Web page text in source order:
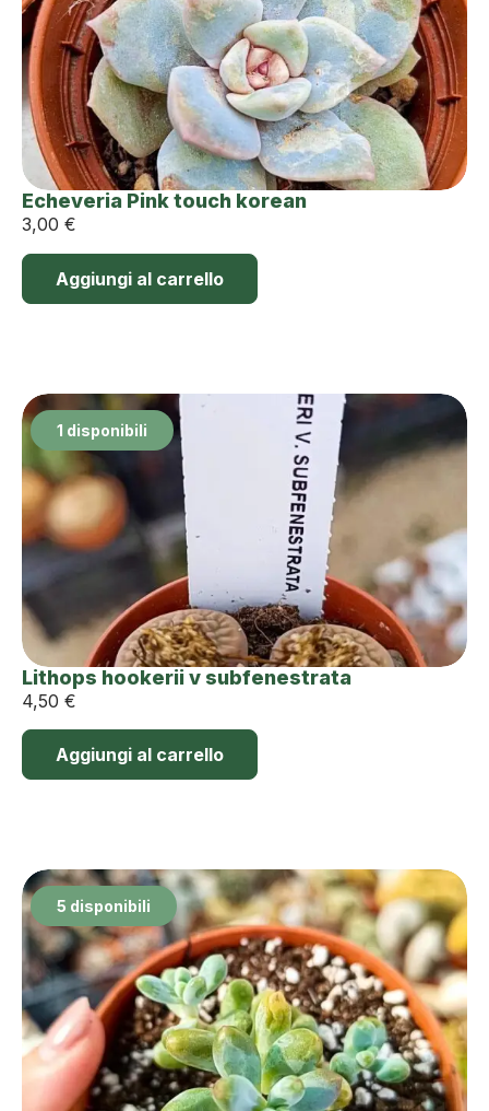
Echeveria Pink touch korean
3,00 €
Aggiungi al carrello
1 disponibili
Lithops hookerii v subfenestrata
4,50 €
Aggiungi al carrello
5 disponibili